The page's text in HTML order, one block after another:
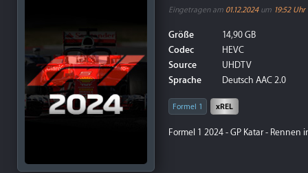
Eingetragen am 01.12.2024um 19:52 Uhr
Größe
14,90 GB
Codec
HEVC
Source
UHDTV
Sprache
Deutsch AAC 2.0
Formel 1 xREL
Formel 1 2024 - GP Katar - Rennen